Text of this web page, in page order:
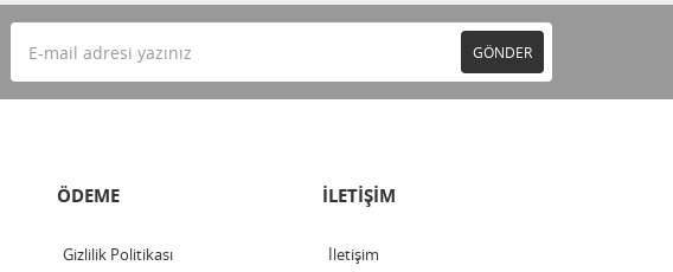
GÖNDER
ÖDEME
Gizlilik Politikası
İLETİŞİM
İletişim